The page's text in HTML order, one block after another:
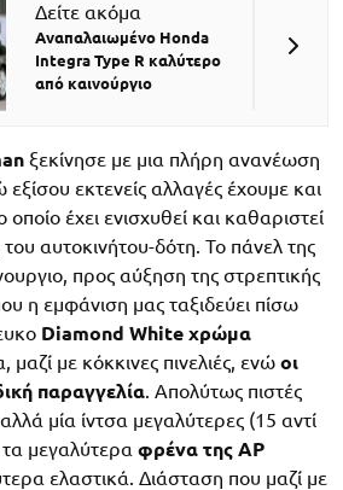
Δείτε ακόμα
Αναπαλαιωμένο Honda
Integra Type R καλύτερο
από καινούργιο
ξεκίνησε με μια πλήρη ανανέωση
εκτενείς αλλαγές έχουμε και
έχει ενισχυθεί και καθαριστεί
αυτοκινήτου-δότη. Το πάνελ της
προς αύξηση της στρεπτικής
η εμφάνιση μας ταξιδεύει πίσω
Diamond White χρώμα
με κόκκινες πινελιές, ενώ οι
παραγγελία . Απολύτως πιστές
μία ίντσα μεγαλύτερες (15 αντί
μεγαλύτερα φρένα της AP
ελαστικά. Διάσταση που μαζί με